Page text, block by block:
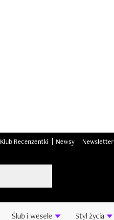
Klub Recenzentki Newsy Newsletter
Ślub i wesele Styl życia